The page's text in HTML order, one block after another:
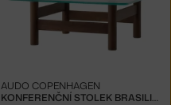
KONFERENČNÍ STOLEK BRASILIA, DARK OAK
AUDO COPENHAGEN